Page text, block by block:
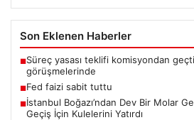
Son Eklenen Haberler
■Süreç yasası teklifi komisyondan
görüşmelerinde
■Fed faizi sabit tuttu
■İstanbul Boğazı’ndan Dev Bir Molar
Geçiş İçin Kulelerini Yatırdı